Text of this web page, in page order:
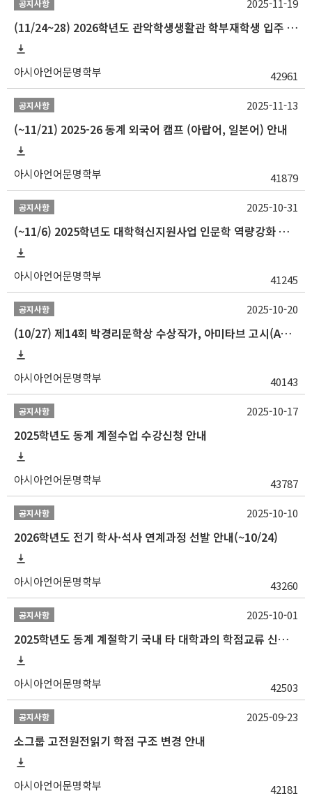
공지사항
(11/24~28) 2026학년도 관악학생생활관 학부재학생 입주 신청 일정 안내
아시아언어문명학부 42961
2025-11-19
공지사항
(~11/21) 2025-26 동계 외국어 캠프 (아랍어, 일본어) 안내
아시아언어문명학부 41879
2025-11-13
공지사항
(~11/6) 2025학년도 대학혁신지원사업 인문학 역량강화 동계 인턴십 참가자 선발 안내
아시아언어문명학부 41245
2025-10-31
공지사항
(10/27) 제14회 박경리문학상 수상작가, 아미타브 고시(Amitav Ghosh) 강연 안내
아시아언어문명학부 40143
2025-10-20
공지사항
2025학년도 동계 계절수업 수강신청 안내
아시아언어문명학부 43787
2025-10-17
공지사항
2026학년도 전기 학사·석사 연계과정 선발 안내(~10/24)
아시아언어문명학부 43260
2025-10-10
공지사항
2025학년도 동계 계절학기 국내 타 대학과의 학점교류 신청 안내
아시아언어문명학부 42503
2025-10-01
공지사항
소그룹 고전원전읽기 학점 구조 변경 안내
아시아언어문명학부 42181
2025-09-23